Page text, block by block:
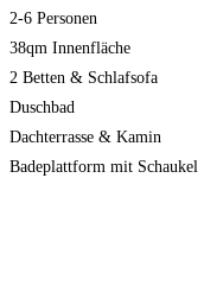
2-6 Personen
38qm Innenfläche
2 Betten & Schlafsofa
Duschbad
Dachterrasse & Kamin
Badeplattform mit Schaukel